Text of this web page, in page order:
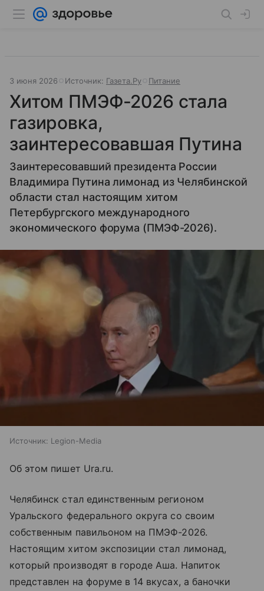
3 июня 2026 Источник: Газета.Ру Питание
Хитом ПМЭФ-2026 стала
газировка,
заинтересовавшая Путина
Заинтересовавший президента России
Владимира Путина лимонад из Челябинской
области стал настоящим хитом
Петербургского международного
экономического форума (ПМЭФ-2026).
Источник: Legion-Media
Об этом пишет Ura.ru.
Челябинск стал единственным регионом
Уральского федерального округа со своим
собственным павильоном на ПМЭФ-2026.
Настоящим хитом экспозиции стал лимонад,
который производят в городе Аша. Напиток
представлен на форуме в 14 вкусах, а баночки